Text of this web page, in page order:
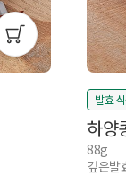
발효
하양
88g
깊은발